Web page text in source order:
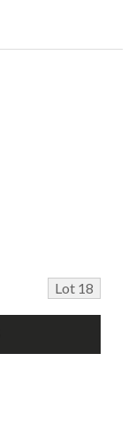
Lot 18